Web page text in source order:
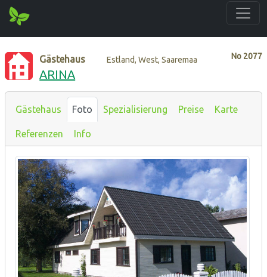
No 2077
Gästehaus Estland, West, Saaremaa
ARINA
Gästehaus Foto Spezialisierung Preise Karte
Referenzen Info